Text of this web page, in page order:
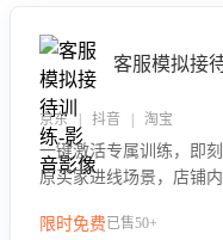
客服模拟接
京东 | 抖音 | 淘宝
一键激活专属训练，即
原买家进线场景，店铺
即开通”，快速获取影音
限时免费已售50+